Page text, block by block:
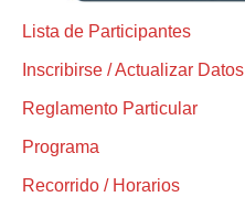
Lista de Participantes
Inscribirse / Actualizar Datos
Reglamento Particular
Programa
Recorrido / Horarios